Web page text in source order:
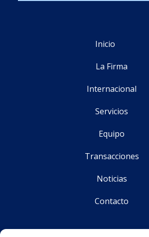
Inicio
La Firma
Internacional
Servicios
Equipo
Transacciones
Noticias
Contacto